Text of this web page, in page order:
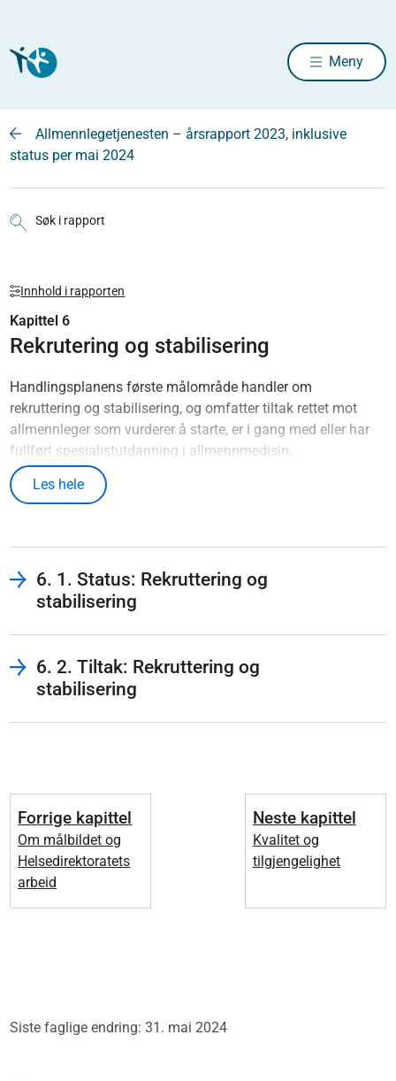
Meny
Allmennlegetjenesten – årsrapport 2023, inklusive
status per mai 2024
Søk i rapport
Innhold i rapporten
Kapittel 6
Rekrutering og stabilisering
Handlingsplanens første målområde handler om
rekruttering og stabilisering, og omfatter tiltak rettet mot
allmennleger som vurderer å starte, er i gang med eller har
fullført spesialistutdanning i allmennmedisin.
Under oppfølgingen av Ekspertutvalgets rapport høsten
2023 ble det fra regjeringens side understreket at ett mål
en faglig spennende, trygg og attraktiv karrierevei.
Les hele
6. 1. Status: Rekruttering og
stabilisering
6. 2. Tiltak: Rekruttering og
stabilisering
Forrige kapittel
Om målbildet og
Helsedirektoratets
arbeid
Neste kapittel
Kvalitet og
tilgjengelighet
Siste faglige endring: 31. mai 2024